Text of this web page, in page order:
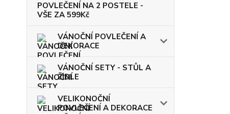
POVLEČENÍ NA 2 POSTELE -
VŠE ZA 599Kč
VÁNOČNÍ POVLEČENÍ A
DEKORACE
VÁNOČNÍ SETY - STŮL A
ŽIDLE
VELIKONOČNÍ
POVLEČENÍ A DEKORACE